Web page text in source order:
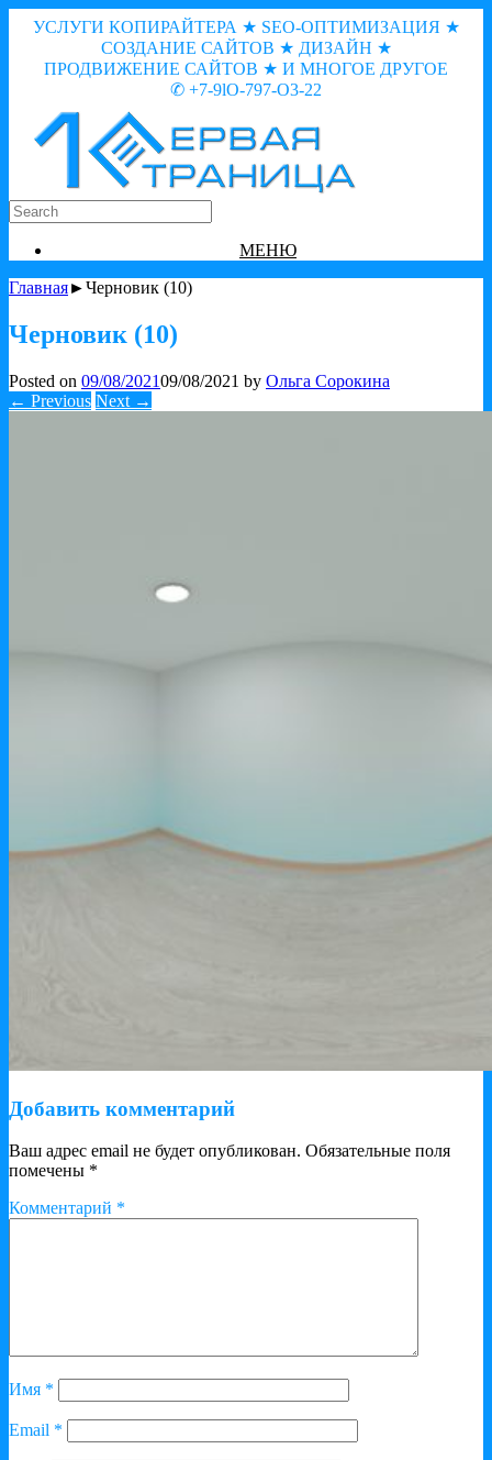
УСЛУГИ КОПИРАЙТЕРА ★ SEO-ОПТИМИЗАЦИЯ ★
СОЗДАНИЕ САЙТОВ ★ ДИЗАЙН ★
ПРОДВИЖЕНИЕ САЙТОВ ★ И МНОГОЕ ДРУГОЕ
✆ +7-9lO-797-O3-22
МЕНЮ
Главная►Черновик (10)
Черновик (10)
Posted on 09/08/202109/08/2021 by Ольга Сорокина
← Previous Next →
Добавить комментарий
Ваш адрес email не будет опубликован. Обязательные поля
помечены *
Комментарий *
Имя *
Email *